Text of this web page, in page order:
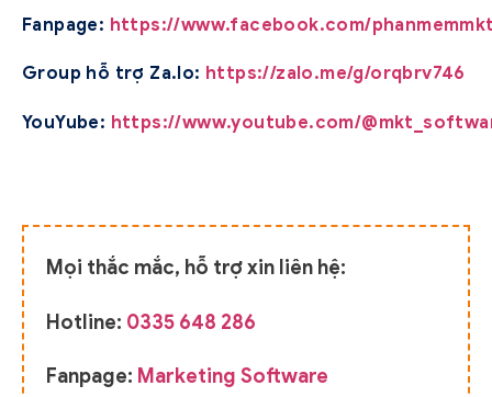
Fanpage: https://www.facebook.com/
Group hỗ trợ Za.lo: https://zalo.me/g/orqbrv746
YouYube: https://www.youtube.com/
Mọi thắc mắc, hỗ trợ xin liên hệ:
Hotline: 0335 648 286
Fanpage: Marketing Software